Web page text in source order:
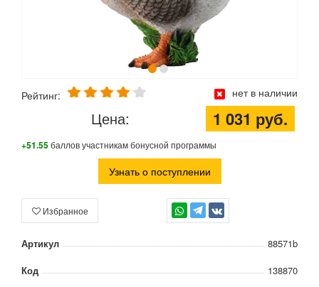
Рейтинг: нет в наличии
Цена: 1 031 руб.
+51.55баллов участникам бонусной программы
Узнать о поступлении
TG
Избранное
Артикул
88571b
Код
138870